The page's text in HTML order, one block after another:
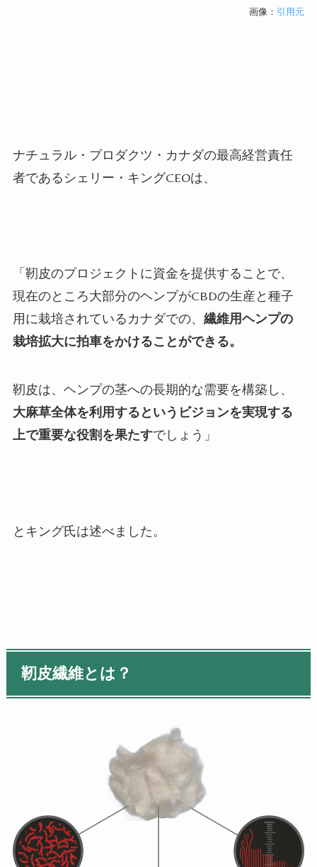
画像： 引用元
ナチュラル・プロダクツ・カナダの最高経営責任
者であるシェリー・キングCEOは、
「靭皮のプロジェクトに資金を提供することで、
現在のところ大部分のヘンプがCBDの生産と種子
用に栽培されているカナダでの、 繊維用ヘンプの
栽培拡大に拍車をかけることができる。
靭皮は、ヘンプの茎への長期的な需要を構築し、
大麻草全体を利用するというビジョンを実現する
上で重要な役割を果たすでしょう」
とキング氏は述べました。
靭皮繊維とは？